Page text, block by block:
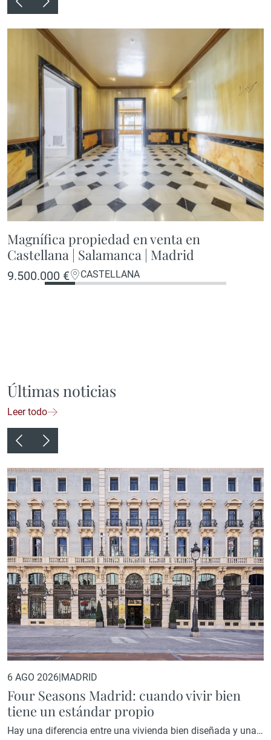
Magnífica propiedad en venta en
Castellana | Salamanca | Madrid
9.500.000 € CASTELLANA
Últimas noticias
Leer todo
6 AGO 2026|MADRID
Four Seasons Madrid: cuando vivir bien
tiene un estándar propio
Hay una diferencia entre una vivienda bien diseñada y una